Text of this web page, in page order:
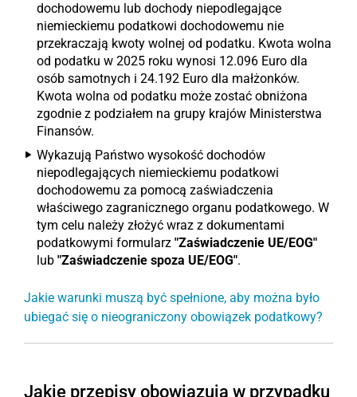
dochodowemu lub dochody niepodlegające
niemieckiemu podatkowi dochodowemu nie
przekraczają kwoty wolnej od podatku. Kwota wolna
od podatku w 2025 roku wynosi 12.096 Euro dla
osób samotnych i 24.192 Euro dla małżonków.
Kwota wolna od podatku może zostać obniżona
zgodnie z podziałem na grupy krajów Ministerstwa
Finansów.
Wykazują Państwo wysokość dochodów
niepodlegających niemieckiemu podatkowi
dochodowemu za pomocą zaświadczenia
właściwego zagranicznego organu podatkowego. W
tym celu należy złożyć wraz z dokumentami
podatkowymi formularz "Zaświadczenie UE/EOG"
lub "Zaświadczenie spoza UE/EOG".
Jakie warunki muszą być spełnione, aby można było
ubiegać się o nieograniczony obowiązek podatkowy?
Jakie przepisy obowiązują w przypadku